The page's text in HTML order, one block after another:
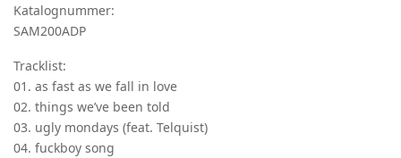
Katalognummer:
SAM200ADP
Tracklist:
01. as fast as we fall in love
02. things we’ve been told
03. ugly mondays (feat. Telquist)
04. fuckboy song